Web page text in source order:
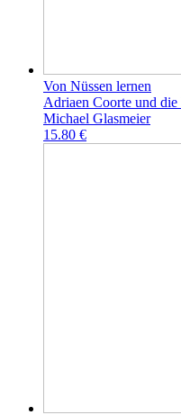
Von Nüssen lernen
Adriaen Coorte und
Michael Glasmeier
15.80 €